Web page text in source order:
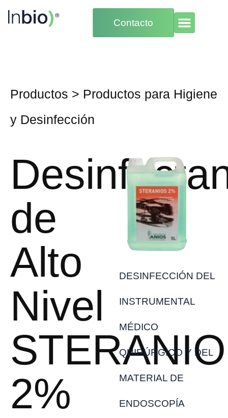
Contacto
Productos > Productos para Higiene
y Desinfección
de
Alto
Nivel
2%
DESINFECCIÓN DEL
INSTRUMENTAL
MÉDICO
QUIRÚRGICO Y DEL
MATERIAL DE
ENDOSCOPÍA